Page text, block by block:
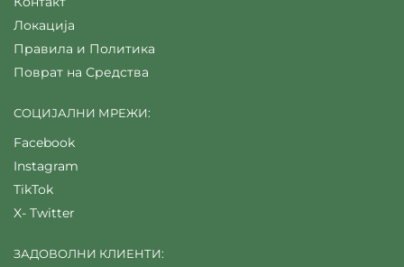
Локација
Правила и Политика
Поврат на Средства
СОЦИЈАЛНИ МРЕЖИ:
Facebook
Instagram
TikTok
X- Twitter
ЗАДОВОЛНИ КЛИЕНТИ: